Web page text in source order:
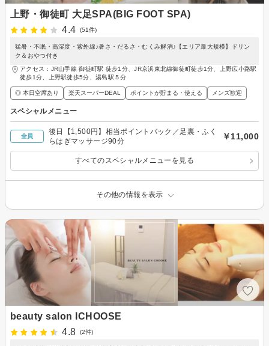
上野・御徒町 大足SPA(BIG FOOT SPA)
4.4
(51件)
猛暑・不眠・高湿度・紫外線♪暑さ・だるさ・むくみ解消♪【エリア最大規模】ドリン
ク＆おやつ付き
アクセス：JR山手線 御徒町駅 徒歩1分、JR京浜東北線御徒町徒歩1分、上野広小路駅
徒歩1分、上野駅徒歩5分、湯島駅５分
◎ 本日空席あり 楽天スーパーDEAL ポイントが貯まる・使える メンズ歓迎
スペシャルメニュー
全員
後日【1,500円】相当ポイントバック／足裏・ふく
らはぎマッサージ90分
￥11,000
すべてのスペシャルメニューを見る
その他の情報を表示
beauty salon ICHOOSE
4.8
(2件)